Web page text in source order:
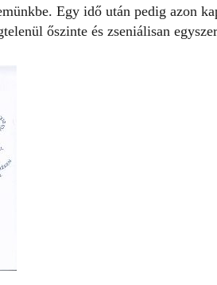
Egy idő után pedig azon
őszinte és zseniálisan